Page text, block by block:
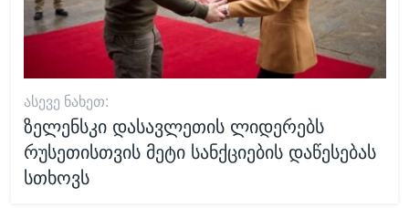
ᲐᲡᲔᲕᲔ ᲜᲐᲮᲔᲗ:
ზელენსკი დასავლეთის ლიდერებს
რუსეთისთვის მეტი სანქციების დაწესებას
სთხოვს